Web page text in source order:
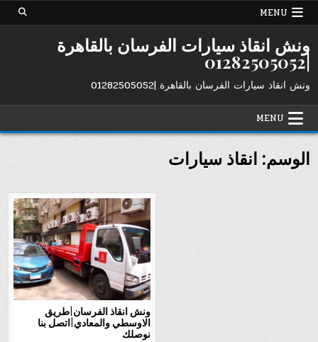
Skip
MENU
ونش انقاذ سيارات الفرسان بالقاهرة
|01282505052
ونش انقاذ سيارات الفرسان بالقاهرة |01282505052
MENU
الوسم: انقاذ سيارات
ونش انقاذ الفرسان|طريق
الاوسطي والمعادي|اتصل بنا
نوصلك